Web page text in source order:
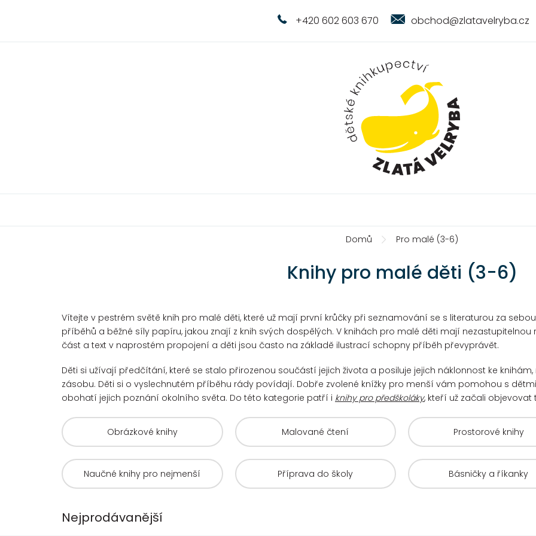
+420 602 603 670 obchod@zlatavelryba.cz
Domů Pro malé (3-6)
Knihy pro malé děti (3-6)
Vítejte v pestrém světě knih pro malé děti, které už mají první krůčky při seznamování se s literaturou za
příběhů a běžné síly papíru, jakou znají z knih svých dospělých. V knihách pro malé děti mají nezastupitelnou
část a text v naprostém propojení a děti jsou často na základě ilustrací schopny příběh převyprávět.
Děti si užívají předčítání, které se stalo přirozenou součástí jejich života a posiluje jejich náklonnost ke
zásobu. Děti si o vyslechnutém příběhu rády povídají. Dobře zvolené knížky pro menší vám pomohou s
obohatí jejich poznání okolního světa. Do této kategorie patří i knihy pro předškoláky, kteří už začali objevovat
Obrázkové knihy Malované čtení Prostorové knihy
Naučné knihy pro nejmenší Příprava do školy Básničky a říkanky
Nejprodávanější